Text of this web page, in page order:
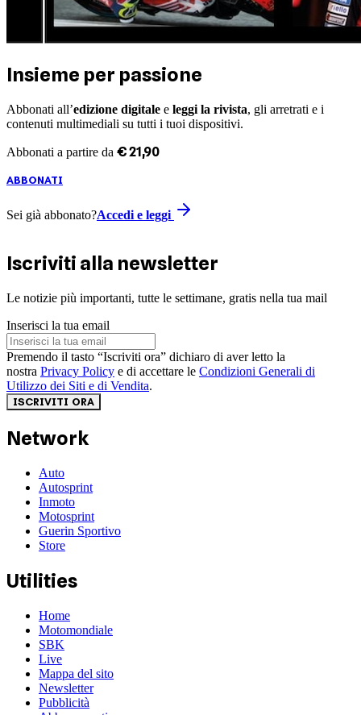
Insieme per passione
Abbonati all’edizione digitale e leggi la rivista, gli arretrati e i
contenuti multimediali su tutti i tuoi dispositivi.
Abbonati a partire da €21 ,90
ABBONATI
Sei già abbonato?Accedi e leggi
Iscriviti alla newsletter
Le notizie più importanti, tutte le settimane, gratis nella tua mail
Inserisci la tua email
Premendo il tasto “Iscriviti ora” dichiaro di aver letto la
nostra Privacy Policy e di accettare le Condizioni Generali di
Utilizzo dei Siti e di Vendita.
ISCRIVITI ORA
Network
Auto
Autosprint
Inmoto
Motosprint
Guerin Sportivo
Store
Utilities
Home
Motomondiale
SBK
Live
Mappa del sito
Newsletter
Pubblicità